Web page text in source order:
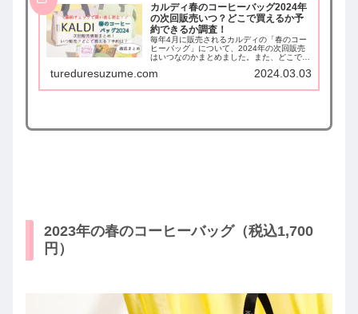
カルディ春のコーヒーバッグ2024年
の次回販売いつ？どこで買えるか予
約できるか調査！
毎年4月に販売されるカルディの「春のコー
ヒーバッグ」について、2024年の次回販売
はいつなのかまとめました。また、どこで買
限などの販売情報をまとめて調査しました。
tureduresuzume.com 2024.03.03
2023年の春のコーヒーバッグ（税込1,700
円）